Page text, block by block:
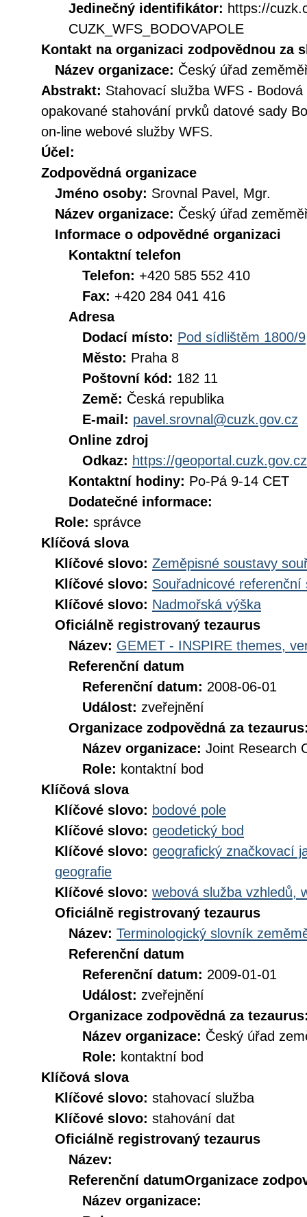
Jedinečný identifikátor: https://
CUZK_WFS_BODOVAPOLE
Kontakt na organizaci zodpovědnou za
Název organizace: Český úřad
Abstrakt: Stahovací služba WFS -
opakované stahování prvků datové sady
on-line webové služby WFS.
Účel:
Zodpovědná organizace
Jméno osoby: Srovnal Pavel, Mgr.
Název organizace: Český úřad
Informace o odpovědné organizaci
Kontaktní telefon
Telefon: +420 585 552 410
Fax: +420 284 041 416
Adresa
Dodací místo: Pod sídlištěm 1800/9
Město: Praha 8
Poštovní kód: 182 11
Země: Česká republika
E-mail: pavel.srovnal@cuzk.gov.cz
Online zdroj
Odkaz: https://geoportal.cuzk.gov.cz
Kontaktní hodiny: Po-Pá 9-14 CET
Dodatečné informace:
Role: správce
Klíčová slova
Klíčové slovo: Zeměpisné soustavy
Klíčové slovo: Souřadnicové referenční
Klíčové slovo: Nadmořská výška
Oficiálně registrovaný tezaurus
Název: GEMET - INSPIRE themes,
Referenční datum
Referenční datum: 2008-06-01
Událost: zveřejnění
Organizace zodpovědná za
Název organizace: Joint Research
Role: kontaktní bod
Klíčová slova
Klíčové slovo: bodové pole
Klíčové slovo: geodetický bod
Klíčové slovo: geografický značkovací
geografie
Klíčové slovo: webová služba vzhledů,
Oficiálně registrovaný tezaurus
Název: Terminologický slovník
Referenční datum
Referenční datum: 2009-01-01
Událost: zveřejnění
Organizace zodpovědná za
Název organizace: Český úřad
Role: kontaktní bod
Klíčová slova
Klíčové slovo: stahovací služba
Klíčové slovo: stahování dat
Oficiálně registrovaný tezaurus
Název:
Referenční datumOrganizace
Název organizace: